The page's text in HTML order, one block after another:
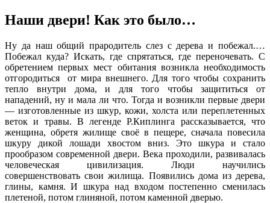
Наши двери! Как это было…
Ну да наш общий прародитель слез с дерева и побежал.…
Побежал куда? Искать, где спрятаться, где переночевать. С
обретением первых мест обитания возникла необходимость
отгородиться от мира внешнего. Для того чтобы сохранить
тепло внутри дома, и для того чтобы защититься от
нападений, ну и мала ли что. Тогда и возникли первые двери
— изготовленные из шкур, кожи, холста или переплетенных
веток и травы. В легенде Р.Киплинга рассказывается, что
женщина, обретя жилище своё в пещере, сначала повесила
шкуру дикой лошади хвостом вниз. Это шкура и стало
прообразом современной двери. Века проходили, развивалась
человеческая цивилизация. Люди научились
совершенствовать свои жилища. Появились дома из дерева,
глины, камня. И шкура над входом постепенно сменилась
плетеной, потом глиняной, потом каменной дверью.